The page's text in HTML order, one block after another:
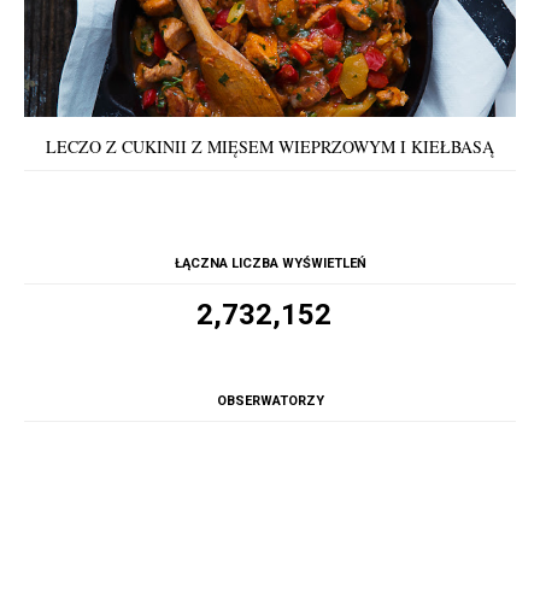
LECZO Z CUKINII Z MIĘSEM WIEPRZOWYM I KIEŁBASĄ
ŁĄCZNA LICZBA WYŚWIETLEŃ
2,732,152
OBSERWATORZY